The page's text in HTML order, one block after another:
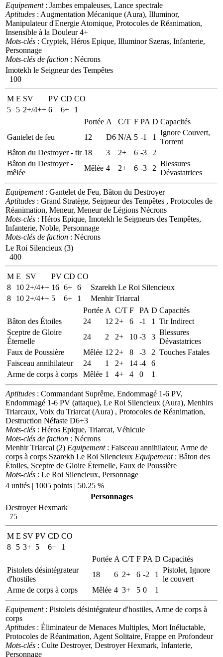
Equipement: Jambes empaleuses, Lance spectrale
Aptitudes : Augmentation Mécanique (Aura), Illuminor,
Manipulateur d'Energie Atomique, Protocoles de Réanimation,
Insensible à la Douleur 4+
Mots-clés : Cryptek, Héros Epique, Illuminor Szeras, Infanterie,
Personnage
Mots-clés de faction : Nécrons
Imotekh le Seigneur des Tempêtes
100
M E SV PV CD CO
5
5 2+/4++ 6 6+
1
Portée A C/T F PA D Capacités
Gantelet de feu
12 D6 N/A 5 -1 1
Ignore Couvert,
Torrent
Bâton du Destroyer - tir 18 3 2+ 6 -3
2
Bâton du Destroyer -
mêlée
Mêlée 4 2+ 6 -3 2
Blessures
Dévastatrices
Equipement: Gantelet de Feu, Bâton du Destroyer
Aptitudes : Grand Stratège, Seigneur des Tempêtes , Protocoles de
Réanimation, Meneur, Meneur de Légions Nécrons
Mots-clés : Héros Epique, Imotekh le Seigneurs des Tempêtes,
Infanterie, Noble, Personnage
Mots-clés de faction : Nécrons
Le Roi Silencieux (3)
400
M E SV PV CD CO
8
10 2+/4++ 16 6+ 6
Szarekh Le Roi Silencieux
8
10 2+/4++ 5 6+ 1
Menhir Triarcal
Portée A C/T F PA D Capacités
Bâton des Étoiles
24 12 2+ 6 -1 1
Tir Indirect
Sceptre de Gloire
Éternelle
24 2 2+ 10 -3 3
Blessures
Dévastatrices
Faux de Poussière
Mêlée 12 2+ 8 -3 2 Touches Fatales
Faisceau annihilateur
24 1 2+ 14 -4
6
Arme de corps à corps
Mêlée 1 4+ 4 0 1
Aptitudes : Commandant Suprême, Endommagé 1-6 PV,
Endommagé 1-6 PV (attaque), Le Roi Silencieux (Aura), Menhirs
Triarcaux, Voix du Triarcat (Aura) , Protocoles de Réanimation,
Destruction Néfaste D6+3
Mots-clés : Héros Epique, Triarcat, Véhicule
Mots-clés de faction : Nécrons
Menhir Triarcal (2) Equipement: Faisceau annihilateur, Arme de
corps à corps Szarekh Le Roi Silencieux Equipement: Bâton des
Étoiles, Sceptre de Gloire Éternelle, Faux de Poussière
Mots-clés : Le Roi Silencieux, Personnage
4 unités | 1005 points | 50.25 %
Personnages
Destroyer Hexmark
75
M E SV PV CD CO
8
5 3+ 5 6+
1
Portée A C/T F PA D Capacités
Pistolets désintégrateur
d'hostiles
18 6 2+ 6 -2 1
Pistolet, Ignore
le couvert
Arme de corps à corps
Mêlée 4 3+ 5 0 1
Equipement: Pistolets désintégrateur d'hostiles, Arme de corps à
corps
Aptitudes : Éliminateur de Menaces Multiples, Mort Inéluctable,
Protocoles de Réanimation, Agent Solitaire, Frappe en Profondeur
Mots-clés : Culte Destroyer, Destroyer Hexmark, Infanterie,
Personnage